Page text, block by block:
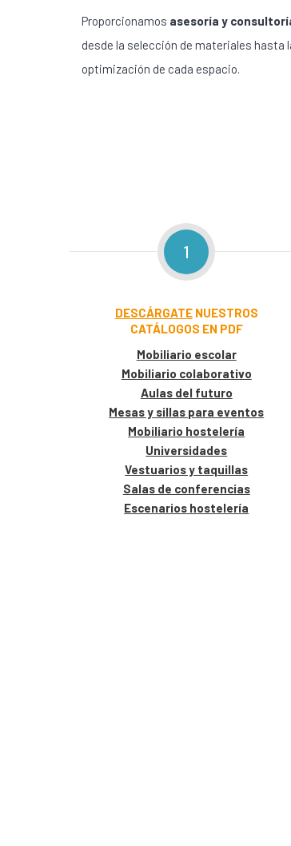
Proporcionamos asesoría y
desde la selección de materiales hasta
optimización de cada espacio.
1
DESCÁRGATENUESTROS
CATÁLOGOS EN PDF
Mobiliario escolar
Mobiliario colaborativo
Aulas del futuro
Mesas y sillas para eventos
Mobiliario hostelería
Universidades
Vestuarios y taquillas
Salas de conferencias
Escenarios hostelería